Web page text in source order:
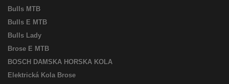
Bulls MTB
Bulls E MTB
Bulls Lady
Brose E MTB
BOSCH DAMSKA HORSKA KOLA
Elektrická Kola Brose